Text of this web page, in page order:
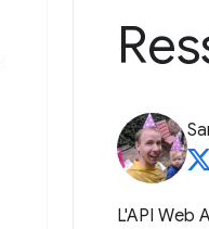
L'API Web